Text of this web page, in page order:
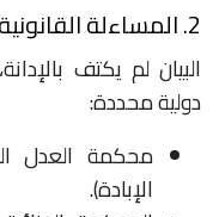
2. المساءلة القانونية
البيان لم يكتف
دولية محددة:
محكمة العدل
الإبادة).